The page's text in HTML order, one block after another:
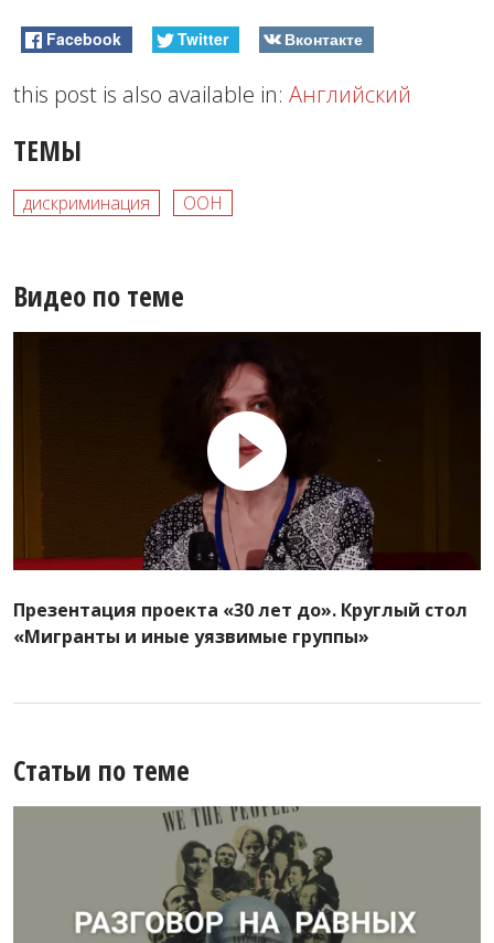
Facebook Twitter Вконтакте
this post is also available in: Английский
ТЕМЫ
дискриминация ООН
Видео по теме
Презентация проекта «30 лет до». Круглый стол
«Мигранты и иные уязвимые группы»
Статьи по теме